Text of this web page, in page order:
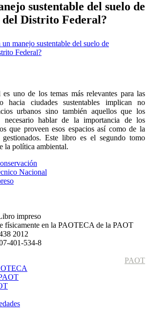
sustentable del suelo de
del Distrito Federal?
uno de los temas más relevantes para las
hacia ciudades sustentables implican no
urbanos sino también aquellos que los
hablar de la importancia de los
que proveen esos espacios así como de la
Este libro es el segundo tomo
la política ambiental.
Nacional
impreso
físicamente en la PAOTECA de la PAOT
2012
401-534-8
PAOT